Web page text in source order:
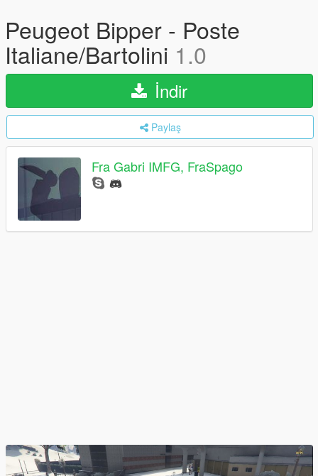
Peugeot Bipper - Poste
Italiane/Bartolini 1.0
İndir
Paylaş
Fra Gabri IMFG, FraSpago